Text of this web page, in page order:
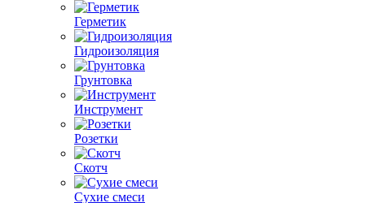
Герметик
Гидроизоляция
Грунтовка
Инструмент
Розетки
Скотч
Сухие смеси